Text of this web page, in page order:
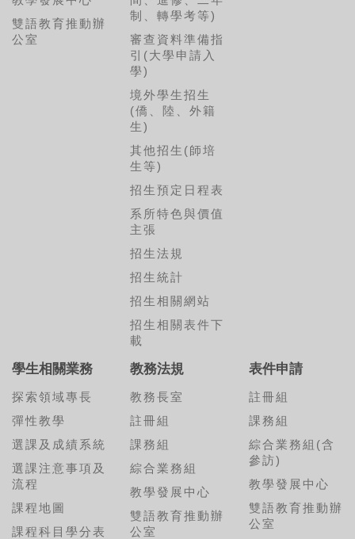
雙語教育推動辦
公室
制、轉學考等)
審查資料準備指
引(大學申請入
學)
境外學生招生
(僑、陸、外籍
生)
其他招生(師培
生等)
招生預定日程表
系所特色與價值
主張
招生法規
招生統計
招生相關網站
招生相關表件下
載
學生相關業務
探索領域專長
彈性教學
選課及成績系統
選課注意事項及
流程
課程地圖
課程科目學分表
教務法規
教務長室
註冊組
課務組
綜合業務組
教學發展中心
雙語教育推動辦
公室
表件申請
註冊組
課務組
綜合業務組(含
參訪)
教學發展中心
雙語教育推動辦
公室